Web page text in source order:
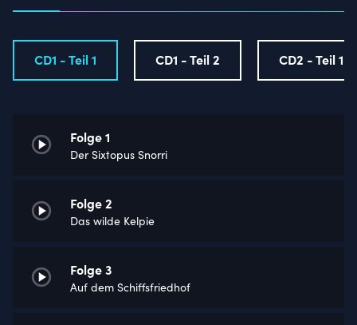
CD1 - Teil 1 CD1 - Teil 2 CD2 - Teil 1
Folge 1
Der Sixtopus Snorri
Folge 2
Das wilde Kelpie
Folge 3
Auf dem Schiffsfriedhof